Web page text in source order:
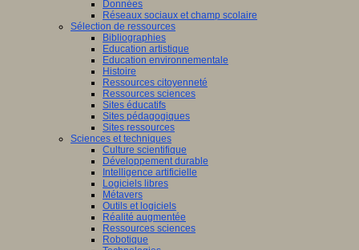
Données
Réseaux sociaux et champ scolaire
Sélection de ressources
Bibliographies
Education artistique
Education environnementale
Histoire
Ressources citoyenneté
Ressources sciences
Sites éducatifs
Sites pédagogiques
Sites ressources
Sciences et techniques
Culture scientifique
Développement durable
Intelligence artificielle
Logiciels libres
Métavers
Outils et logiciels
Réalité augmentée
Ressources sciences
Robotique